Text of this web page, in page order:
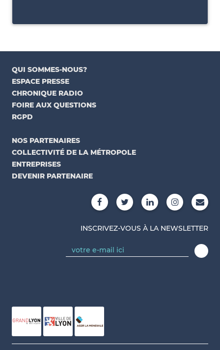
QUI SOMMES-NOUS?
ESPACE PRESSE
CHRONIQUE RADIO
FOIRE AUX QUESTIONS
RGPD
NOS PARTENAIRES
COLLECTIVITÉ DE LA MÉTROPOLE
ENTREPRISES
DEVENIR PARTENAIRE
INSCRIVEZ-VOUS À LA NEWSLETTER